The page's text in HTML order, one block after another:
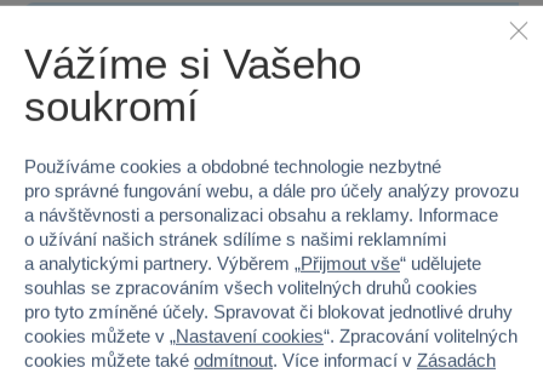
Baterie produktu - typ
Baterie příslušenství - součást balení Ano
Baterie příslušenství - počet 2
Baterie příslušenství - typ AA (LR6) tužkové
Vážíme si Vašeho
soukromí
Používáme cookies a obdobné technologie nezbytné
pro správné fungování webu, a dále pro účely analýzy provozu
a návštěvnosti a personalizaci obsahu a reklamy. Informace
o užívání našich stránek sdílíme s našimi reklamními
a analytickými partnery. Výběrem „Přijmout vše“ udělujete
souhlas se zpracováním všech volitelných druhů cookies
pro tyto zmíněné účely. Spravovat či blokovat jednotlivé druhy
cookies můžete v „Nastavení cookies“. Zpracování volitelných
cookies můžete také odmítnout. Více informací v Zásadách